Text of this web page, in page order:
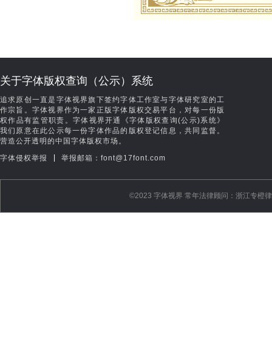
关于字体版权查询（公示）系统
追求原创一直是字体视界旗下签约字体工作室与字体研究室的工
作宗旨。字体视界作为一家正版字体版权交易平台，对每一份版
权作品有监管职责。字体视界开通《字体版权查询(公示)系统》
我们原意在此公示每一份字体作品的版权登记信息，共同监督。
营造公开透明的中国字体版权市场。
字体侵权举报 举报邮箱：font@17font.com
©️2023 字体视界 常年法律顾问：浙江专橙